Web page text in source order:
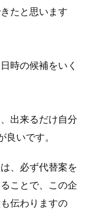
たと思います
時の候補をいく
出来るだけ自分
いです。
、必ず代替案を
ことで、この企
伝わりますの